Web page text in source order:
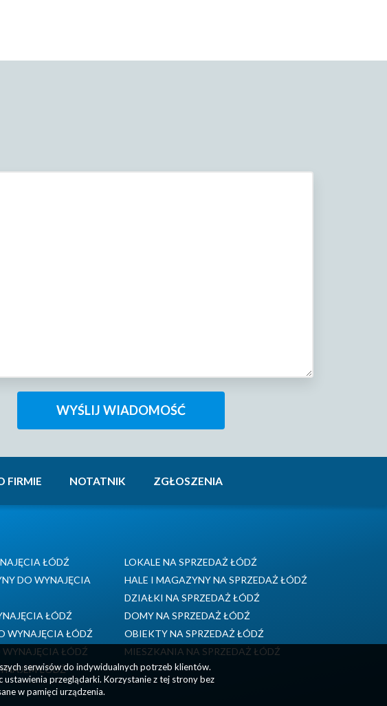
FIRMIE NOTATNIK ZGŁOSZENIA
ŁÓDŹ
DO WYNAJĘCIA
ŁÓDŹ
WYNAJĘCIA ŁÓDŹ
ŁÓDŹ
ŁÓDŹ
LOKALE NA SPRZEDAŻ ŁÓDŹ
HALE I MAGAZYNY NA SPRZEDAŻ ŁÓDŹ
DZIAŁKI NA SPRZEDAŻ ŁÓDŹ
DOMY NA SPRZEDAŻ ŁÓDŹ
OBIEKTY NA SPRZEDAŻ ŁÓDŹ
MIESZKANIA NA SPRZEDAŻ ŁÓDŹ
serwisów do indywidualnych potrzeb klientów.
przeglądarki. Korzystanie z tej strony bez
w pamięci urządzenia.